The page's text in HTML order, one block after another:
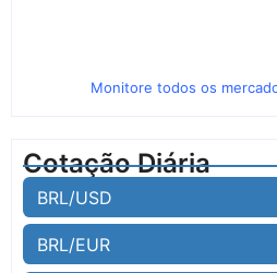
Monitore todos os
Cotação Diária
BRL/USD
BRL/EUR